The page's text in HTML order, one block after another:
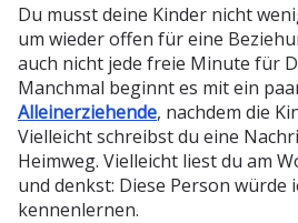
Du musst deine Kinder nicht
um wieder offen für eine
auch nicht jede freie Minute für
Manchmal beginnt es mit ein
Alleinerziehende, nachdem die
Vielleicht schreibst du eine
Heimweg. Vielleicht liest du am
und denkst: Diese Person würde
kennenlernen.